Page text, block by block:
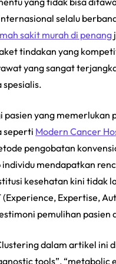
selalu
sakit murah di penang
tindakan yang
yang sangat
pasien yang
seperti Modern Cancer
pengobatan
mendapatkan
kesehatan kini tidak
(Experience, Expertise,
pemulihan pasien
dalam artikel ini
tools”,